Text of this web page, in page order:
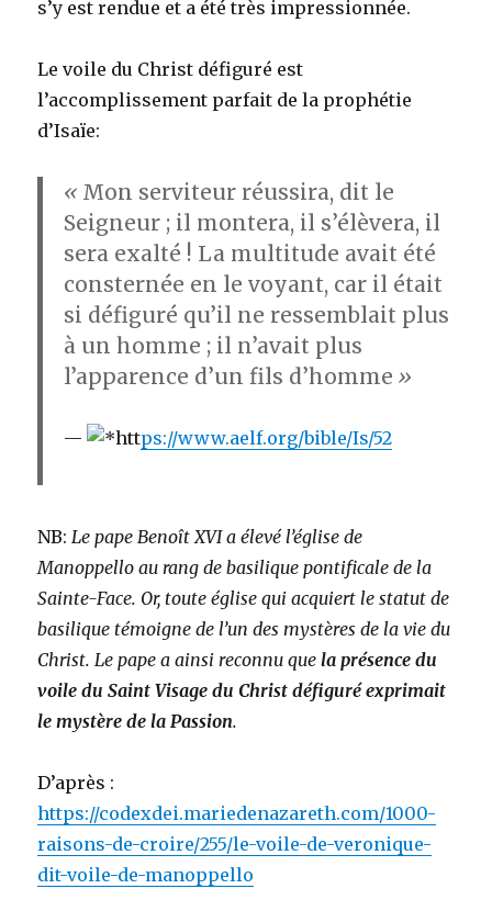
s’y est rendue et a été très impressionnée.
Le voile du Christ défiguré est
l’accomplissement parfait de la prophétie
d’Isaïe:
« Mon serviteur réussira, dit le
Seigneur ; il montera, il s’élèvera, il
sera exalté ! La multitude avait été
consternée en le voyant, car il était
si défiguré qu’il ne ressemblait plus
à un homme ; il n’avait plus
l’apparence d’un fils d’homme »
https://www.aelf.org/bible/Is/52
NB: Le pape Benoît XVI a élevé l’église de
Manoppello au rang de basilique pontificale de la
Sainte-Face. Or, toute église qui acquiert le statut de
basilique témoigne de l’un des mystères de la vie du
Christ. Le pape a ainsi reconnu quela présence du
voile du Saint Visage du Christ défiguré exprimait
le mystère de la Passion.
D’après :
https://codexdei.mariedenazareth.com/1000-
raisons-de-croire/255/le-voile-de-veronique-
dit-voile-de-manoppello